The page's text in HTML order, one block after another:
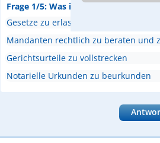
Frage 1/5: Was ist eine zentrale
Gesetze zu erlassen
Mandanten rechtlich zu beraten und
Gerichtsurteile zu vollstrecken
Notarielle Urkunden zu beurkunden